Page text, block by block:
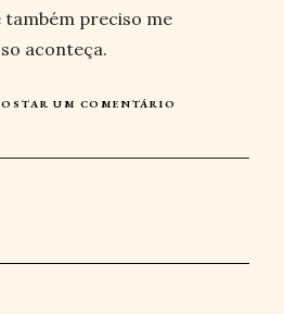
preciso me
aconteça.
UM COMENTÁRIO